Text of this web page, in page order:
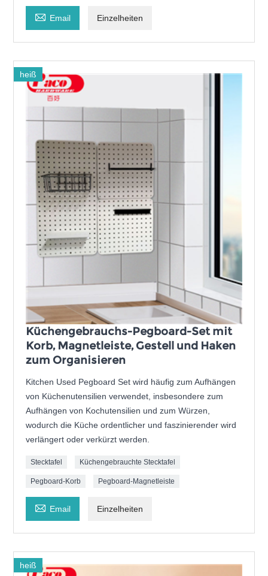
 Email Einzelheiten
heiß
Küchengebrauchs-Pegboard-Set mit
Korb, Magnetleiste, Gestell und Haken
zum Organisieren
Kitchen Used Pegboard Set wird häufig zum Aufhängen
von Küchenutensilien verwendet, insbesondere zum
Aufhängen von Kochutensilien und zum Würzen,
wodurch die Küche ordentlicher und faszinierender wird
verlängert oder verkürzt werden.
Stecktafel Küchengebrauchte Stecktafel
Pegboard-Korb Pegboard-Magnetleiste
 Email Einzelheiten
heiß